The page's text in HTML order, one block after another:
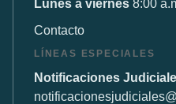
Lunes a viernes 8:00
Contacto
LÍNEAS ESPECIALES
Notificaciones